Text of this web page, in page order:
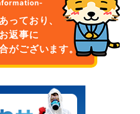
っており、
返事に
がございます。